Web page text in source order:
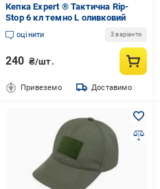
Кепка Expert ® Тактична Rip-
Stop 6 кл темно L оливковий
оцінити 3 варіанти
240 ₴/шт.
Привеземо Доставимо